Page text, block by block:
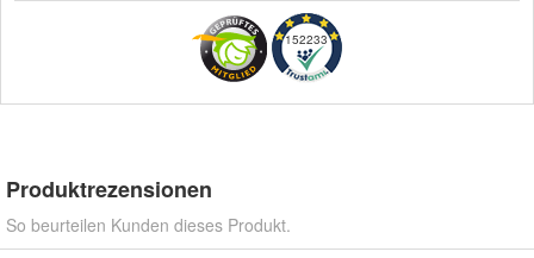
152233
Produktrezensionen
So beurteilen Kunden dieses Produkt.